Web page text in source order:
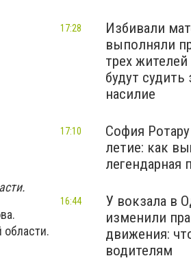
области.
Избивали
выполняли
трех
будут
насилие
17:28
София
летие: как
легендарная
17:10
У вокзала в
изменили
движения:
водителям
16:44